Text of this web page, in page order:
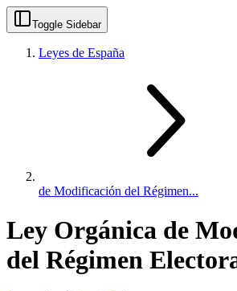
Toggle Sidebar
Leyes de España
de Modificación del Régimen...
Ley Orgánica de
del Régimen